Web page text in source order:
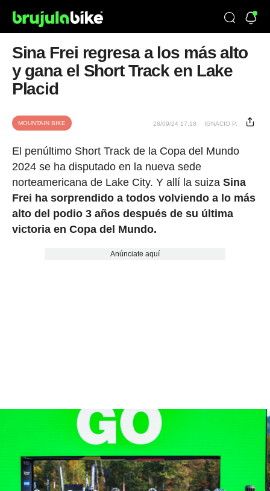
Sina Frei regresa a los más alto
y gana el Short Track en Lake
Placid
MOUNTAIN BIKE 28/09/24 17:18 IGNACIO P.
El penúltimo Short Track de la Copa del Mundo
2024 se ha disputado en la nueva sede
norteamericana de Lake City. Y allí la suizaSina
Frei ha sorprendido a todos volviendo a lo más
alto del podio 3 años después de su última
victoria en Copa del Mundo.
Anúnciate aquí